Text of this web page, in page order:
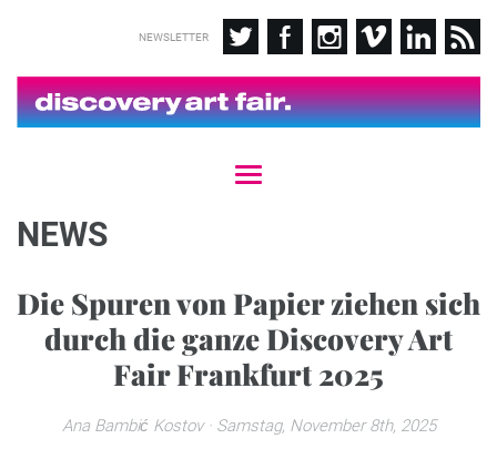
NEWSLETTER
T
n
v
i
a
NEWS
Die Spuren von Papier ziehen sich
durch die ganze Discovery Art
Fair Frankfurt 2025
Ana Bambić Kostov· Samstag, November 8th, 2025